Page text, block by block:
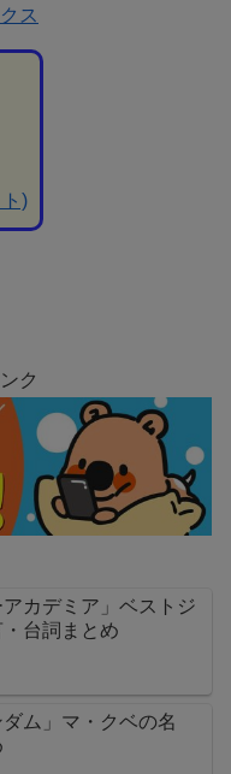
ス
)
ク
アカデミア」ベストジ
台詞まとめ
ダム」マ・クベの名